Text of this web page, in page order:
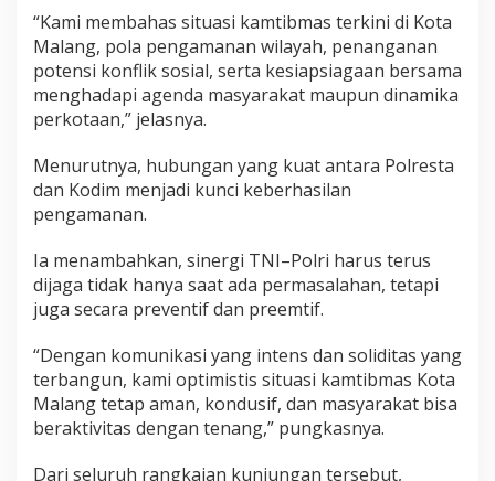
“Kami membahas situasi kamtibmas terkini di Kota
Malang, pola pengamanan wilayah, penanganan
potensi konflik sosial, serta kesiapsiagaan bersama
menghadapi agenda masyarakat maupun dinamika
perkotaan,” jelasnya.
Menurutnya, hubungan yang kuat antara Polresta
dan Kodim menjadi kunci keberhasilan
pengamanan.
Ia menambahkan, sinergi TNI–Polri harus terus
dijaga tidak hanya saat ada permasalahan, tetapi
juga secara preventif dan preemtif.
“Dengan komunikasi yang intens dan soliditas yang
terbangun, kami optimistis situasi kamtibmas Kota
Malang tetap aman, kondusif, dan masyarakat bisa
beraktivitas dengan tenang,” pungkasnya.
Dari seluruh rangkaian kunjungan tersebut,